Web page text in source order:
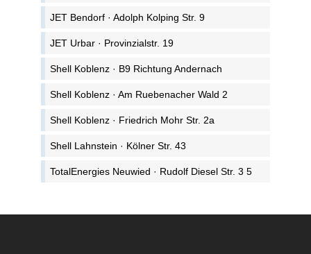
JET Bendorf · Adolph Kolping Str. 9
JET Urbar · Provinzialstr. 19
Shell Koblenz · B9 Richtung Andernach
Shell Koblenz · Am Ruebenacher Wald 2
Shell Koblenz · Friedrich Mohr Str. 2a
Shell Lahnstein · Kölner Str. 43
TotalEnergies Neuwied · Rudolf Diesel Str. 3 5